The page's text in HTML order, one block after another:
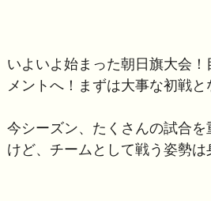
いよいよ始まった朝日旗大会
メントへ！まずは大事な初戦と
今シーズン、たくさんの試合
けど、チームとして戦う姿勢は